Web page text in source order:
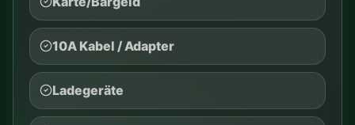
Planer ansehen